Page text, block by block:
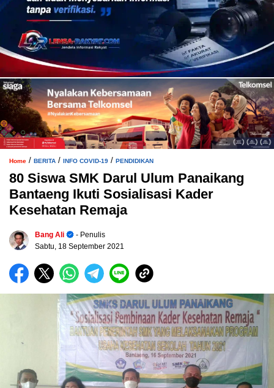
Home / BERITA / INFO COVID-19 / PENDIDIKAN
80 Siswa SMK Darul Ulum Panaikang
Bantaeng Ikuti Sosialisasi Kader
Kesehatan Remaja
Bang Ali
- Penulis
Sabtu, 18 September 2021